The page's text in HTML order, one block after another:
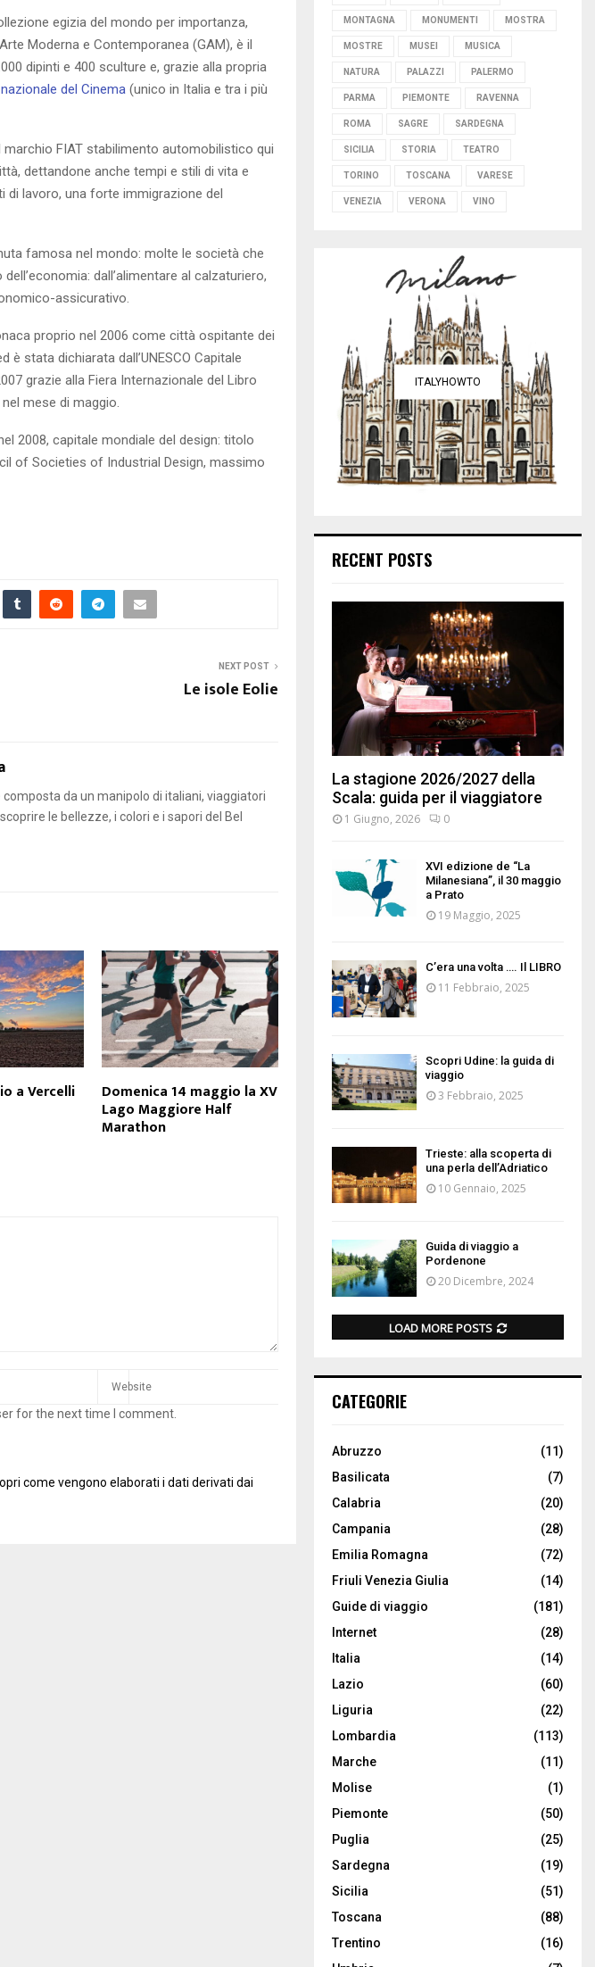
egizia del mondo per importanza,
Moderna e Contemporanea (GAM), è il
dipinti e 400 sculture e, grazie alla propria
del Cinema (unico in Italia e tra i più
FIAT stabilimento automobilistico qui
dettandone anche tempi e stili di vita e
di lavoro, una forte immigrazione del
famosa nel mondo: molte le società che
dall’alimentare al calzaturiero,
assicurativo.
proprio nel 2006 come città ospitante dei
è stata dichiarata dall’UNESCO Capitale
grazie alla Fiera Internazionale del Libro
mese di maggio.
2008, capitale mondiale del design: titolo
of Societies of Industrial Design, massimo
NEXT POST
Le isole Eolie
da un manipolo di italiani, viaggiatori
le bellezze, i colori e i sapori del Bel
a Vercelli Domenica 14 maggio la XV
Lago Maggiore Half
Marathon
for the next time I comment.
come vengono elaborati i dati derivati dai
MONTAGNA MONUMENTI MOSTRA
MOSTRE MUSEI MUSICA
NATURA PALAZZI PALERMO
PARMA PIEMONTE RAVENNA
ROMA SAGRE SARDEGNA
SICILIA STORIA TEATRO
TORINO TOSCANA VARESE
VENEZIA VERONA VINO
ITALYHOWTO
RECENT POSTS
La stagione 2026/2027 della
Scala: guida per il viaggiatore
1 Giugno, 2026 0
XVI edizione de “La
Milanesiana”, il 30 maggio
a Prato
19 Maggio, 2025
C’era una volta …. Il LIBRO
11 Febbraio, 2025
Scopri Udine: la guida di
viaggio
3 Febbraio, 2025
Trieste: alla scoperta di
una perla dell’Adriatico
10 Gennaio, 2025
Guida di viaggio a
Pordenone
20 Dicembre, 2024
LOAD MORE POSTS
CATEGORIE
Abruzzo
(11)
Basilicata
(7)
Calabria
(20)
Campania
(28)
Emilia Romagna
(72)
Friuli Venezia Giulia
(14)
Guide di viaggio
(181)
Internet
(28)
Italia
(14)
Lazio
(60)
Liguria
(22)
Lombardia
(113)
Marche
(11)
Molise
(1)
Piemonte
(50)
Puglia
(25)
Sardegna
(19)
Sicilia
(51)
Toscana
(88)
Trentino
(16)